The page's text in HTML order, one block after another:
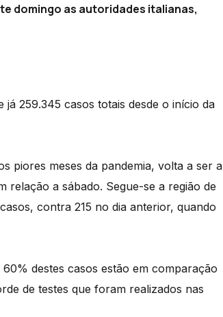
domingo as autoridades italianas,
259.345 casos totais desde o início da
piores meses da pandemia, volta a ser a
relação a sábado. Segue-se a região de
contra 215 no dia anterior, quando
destes casos estão em comparação
de testes que foram realizados nas